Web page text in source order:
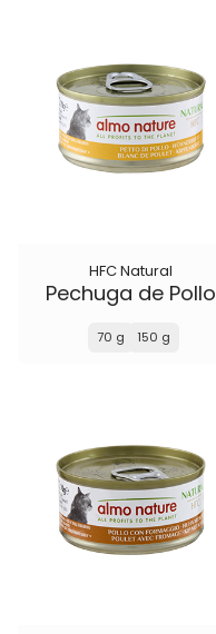
HFC Natural
Pechuga de Pollo
70 g 150 g